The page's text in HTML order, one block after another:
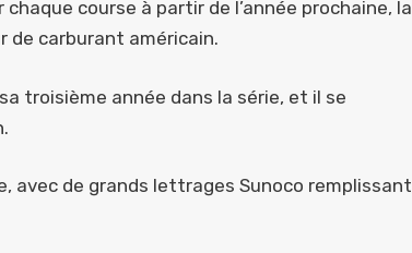
course à partir de l’année prochaine, la
de carburant américain.
troisième année dans la série, et il se
avec de grands lettrages Sunoco remplissant